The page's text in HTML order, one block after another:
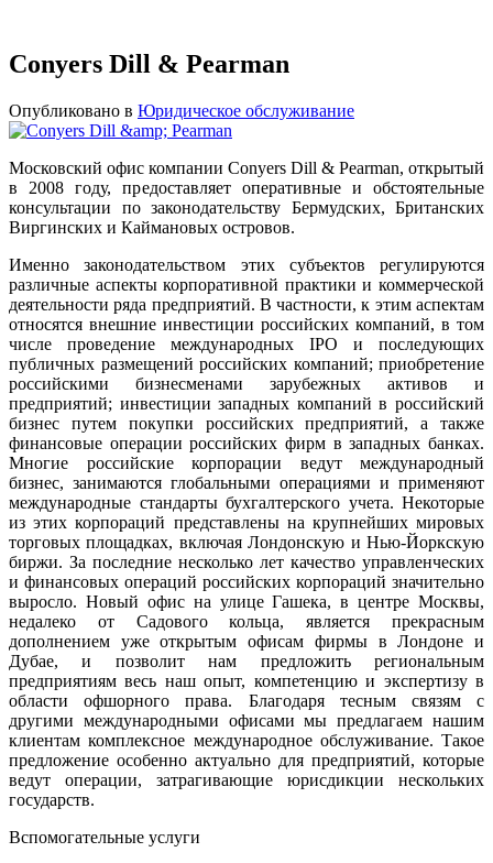
Conyers Dill & Pearman
Опубликовано в Юридическое обслуживание
Московский офис компании Conyers Dill & Pearman, открытый
в 2008 году, предоставляет оперативные и обстоятельные
консультации по законодательству Бермудских, Британских
Виргинских и Каймановых островов.
Именно законодательством этих субъектов регулируются
различные аспекты корпоративной практики и коммерческой
деятельности ряда предприятий. В частности, к этим аспектам
относятся внешние инвестиции российских компаний, в том
числе проведение международных IPO и последующих
публичных размещений российских компаний; приобретение
российскими бизнесменами зарубежных активов и
предприятий; инвестиции западных компаний в российский
бизнес путем покупки российских предприятий, а также
финансовые операции российских фирм в западных банках.
Многие российские корпорации ведут международный
бизнес, занимаются глобальными операциями и применяют
международные стандарты бухгалтерского учета. Некоторые
из этих корпораций представлены на крупнейших мировых
торговых площадках, включая Лондонскую и Нью-Йоркскую
биржи. За последние несколько лет качество управленческих
и финансовых операций российских корпораций значительно
выросло. Новый офис на улице Гашека, в центре Москвы,
недалеко от Садового кольца, является прекрасным
дополнением уже открытым офисам фирмы в Лондоне и
Дубае, и позволит нам предложить региональным
предприятиям весь наш опыт, компетенцию и экспертизу в
области офшорного права. Благодаря тесным связям с
другими международными офисами мы предлагаем нашим
клиентам комплексное международное обслуживание. Такое
предложение особенно актуально для предприятий, которые
ведут операции, затрагивающие юрисдикции нескольких
государств.
Вспомогательные услуги